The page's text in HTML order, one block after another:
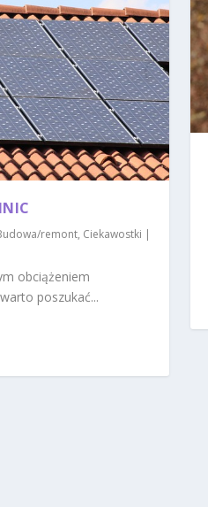
remont, Ciekawostki |
obciążeniem
poszukać...